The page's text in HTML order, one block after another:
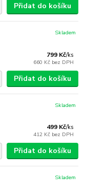
Přidat do košíku
799 Kč/ks
660 Kč bez DPH
Skladem
Přidat do košíku
499 Kč/ks
412 Kč bez DPH
Skladem
Přidat do košíku
Skladem